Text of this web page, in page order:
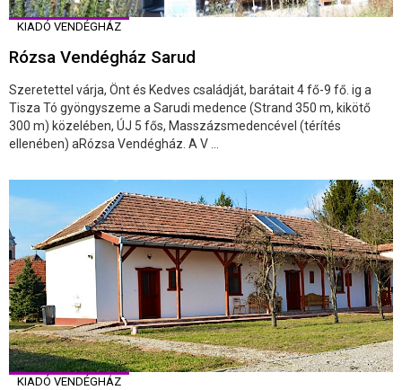
KIADÓ VENDÉGHÁZ
Rózsa Vendégház Sarud
Szeretettel várja, Önt és Kedves családját, barátait 4 fő-9 fő. ig a
Tisza Tó gyöngyszeme a Sarudi medence (Strand 350 m, kikötő
300 m) közelében, ÚJ 5 fős, Masszázsmedencével (térítés
ellenében) aRózsa Vendégház. A V ...
KIADÓ VENDÉGHÁZ